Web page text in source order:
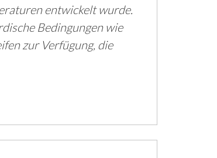
entwickelt wurde.
Bedingungen wie
zur Verfügung, die